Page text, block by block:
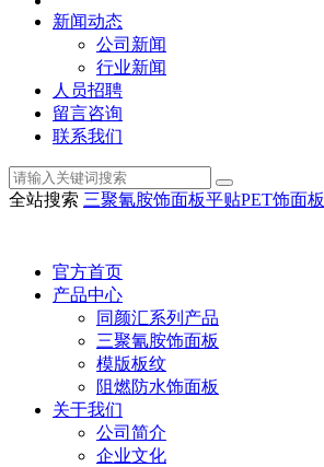
新闻动态
公司新闻
行业新闻
人员招聘
留言咨询
联系我们
全站搜索 三聚氰胺饰面板平贴PET饰面板
官方首页
产品中心
同颜汇系列产品
三聚氰胺饰面板
模版板纹
阻燃防水饰面板
关于我们
公司简介
企业文化